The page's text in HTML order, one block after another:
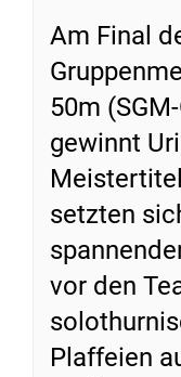
Am Final
50m
gewinnt
setzten
vor den
Plaffeien